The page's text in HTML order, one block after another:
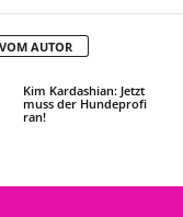
AUTOR
Kim Kardashian: Jetzt
muss der Hundeprofi
ran!